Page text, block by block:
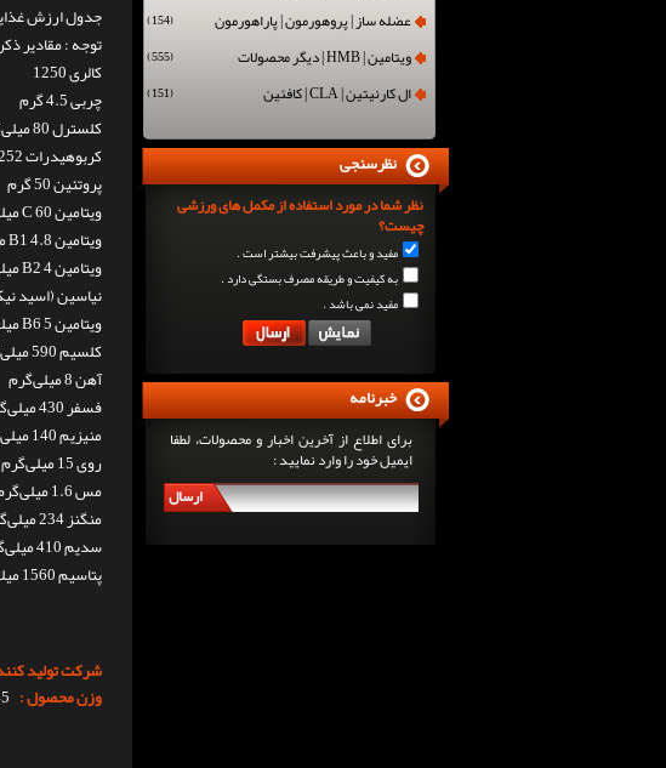
جدول ارزش غذایی
توجه : مقادیر
کالری 1250
چربی 4.5 گرم
کلسترل 80 میلی‌گرم
کربوهیدرات 252 گرم
پروتئین 50 گرم
ویتامین C 60 میلی‌گرم
ویتامین B1 4.8 میلی‌گرم
ویتامین B2 4 میلی‌گرم
نیاسین (اسید
ویتامین B6 5 میلی‌گرم
کلسیم 590 میلی‌گرم
آهن 8 میلی‌گرم
فسفر 430 میلی‌گرم
منیزیم 140 میلی‌گرم
روی 15 میلی‌گرم
مس 1.6 میلی‌گرم
منگنز 234 میلی‌گرم
سدیم 410 میلی‌گرم
پتاسیم 1560 میلی‌گرم
شرکت تولید
وزن محصول :
عضله ساز | پروهورمون | پاراهورمون (154)
ویتامین | HMB | دیگر محصولات (555)
ال کارنیتین | CLA | کافئین (151)
نظر شما در مورد استفاده از مکمل های ورزشی
چیست؟
مفید و باعث پیشرفت بیشتر است .
به کیفیت و طریقه مصرف بستگی دارد .
مفید نمی باشد .
نظرسنجی
برای اطلاع از آخرین اخبار و محصولات، لطفا
ایمیل خود را وارد نمایید :
ارسال
خبرنامه